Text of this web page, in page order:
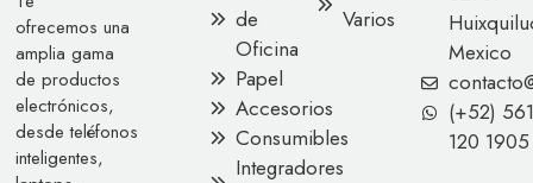
ofrecemos una
amplia gama
de productos
electrónicos,
desde teléfonos
inteligentes,
de
Oficina
Papel
Accesorios
Consumibles
Integradores
Varios
Mexico
(+52) 561
120 1905